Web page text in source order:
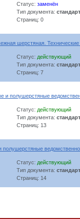
Статус: заменён
Тип документа: стандарт
Страниц: 0
шерстяная.
Статус: действующий
Тип документа: стандарт
Страниц: 7
и полушерстяные
Статус: действующий
Тип документа: стандарт
Страниц: 13
Статус: действующий
Тип документа: стандарт
Страниц: 14